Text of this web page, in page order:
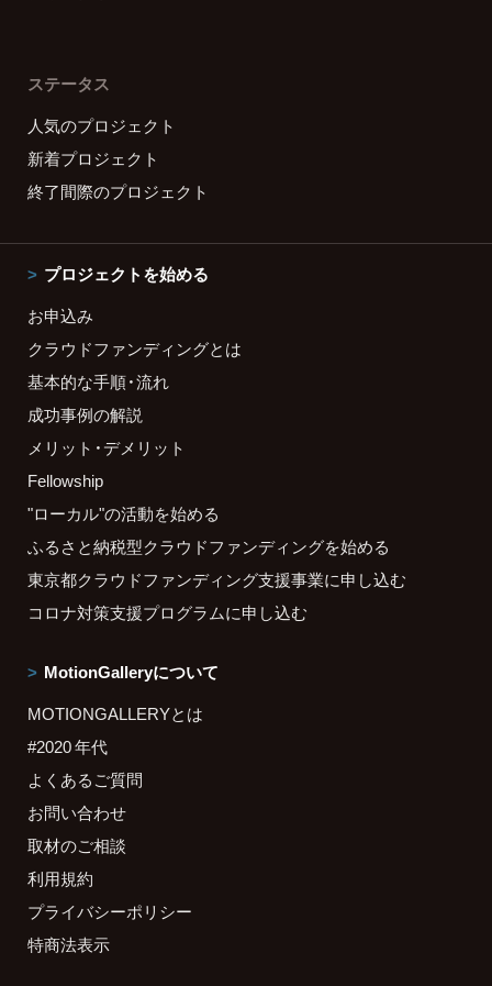
ステータス
人気のプロジェクト
新着プロジェクト
終了間際のプロジェクト
プロジェクトを始める
お申込み
クラウドファンディングとは
基本的な手順・流れ
成功事例の解説
メリット・デメリット
Fellowship
"ローカル"の活動を始める
ふるさと納税型クラウドファンディングを始める
東京都クラウドファンディング支援事業に申し込む
コロナ対策支援プログラムに申し込む
MotionGalleryについて
MOTIONGALLERYとは
#2020 年代
よくあるご質問
お問い合わせ
取材のご相談
利用規約
プライバシーポリシー
特商法表示